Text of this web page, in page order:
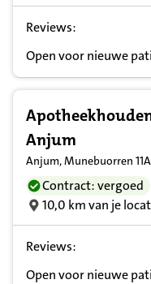
Reviews:
Open voor nieuwe
Anjum
Anjum, Munebuorren 11A
Contract: vergoed
10,0 km van je
Reviews:
Open voor nieuwe